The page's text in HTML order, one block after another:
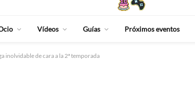
Vídeos Guías Próximos eventos
inolvidable de cara a la 2ª temporada